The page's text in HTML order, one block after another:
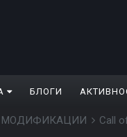
БЛОГИ
МОДИФИКАЦИИ Call